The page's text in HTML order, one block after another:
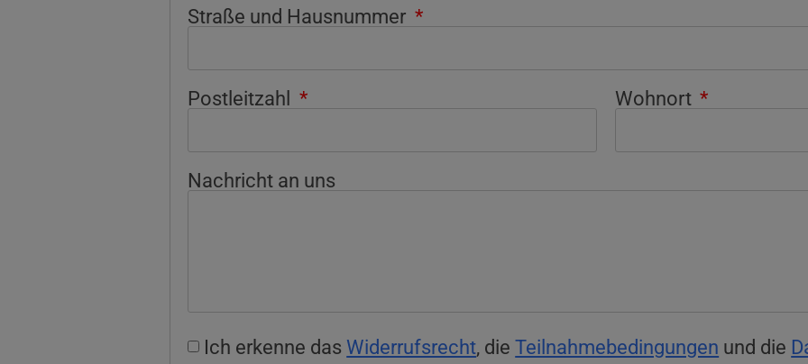
Straße und Hausnummer
Postleitzahl Wohnort
Nachricht an uns
Ich erkenne das Widerrufsrecht, dieTeilnahmebedingungen und die